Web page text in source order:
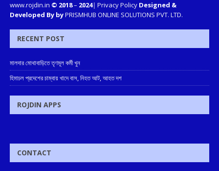
www.rojdin.in © 2018– 2024| Privacy Policy Designed &
Developed By byPRISMHUB ONLINE SOLUTIONS PVT. LTD.
RECENT POST
মালদার মোথাবাড়িতে তৃণমূল কর্মী খুন
হিমাচল প্রদেশের চাম্বায় খাদে বাস, নিহত আট, আহত দশ
ROJDIN APPS
CONTACT